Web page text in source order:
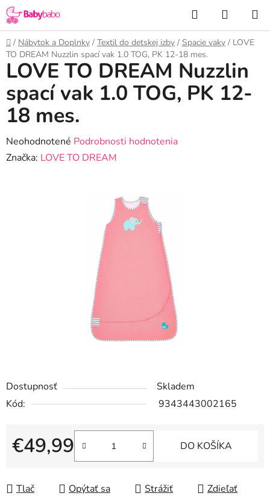
Prejsť
na
obsah
Hľadať
KOŠÍK
Domov
/ Nábytok a Doplnky / Textil do detskej izby / Spacie vaky / LOVE
TO DREAM Nuzzlin spací vak 1.0 TOG, PK 12-18 mes.
Dostupnosť
Skladem
Kód:
9343443002165
€49,99
Jednotková cena:
DO KOŠÍKA
Tlač Opýtať sa Strážiť Zdieľať
LOVE TO DREAM Nuzzlin
spací vak 1.0 TOG, PK 12-
18 mes.
Priemerné
hodnotenie
Neohodnotené Podrobnosti hodnotenia
Značka: LOVE TO DREAM